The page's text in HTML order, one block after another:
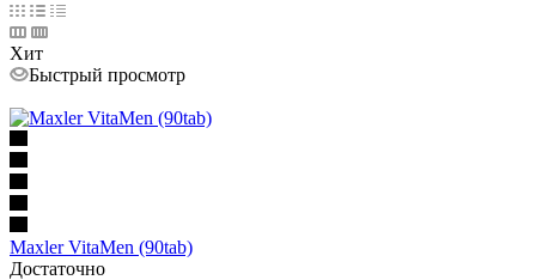
Хит
Быстрый просмотр
Maxler VitaMen (90tab)
Достаточно